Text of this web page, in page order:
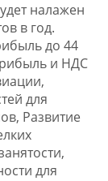
налажен
в год.
до 44
и НДС
для
Развитие
для